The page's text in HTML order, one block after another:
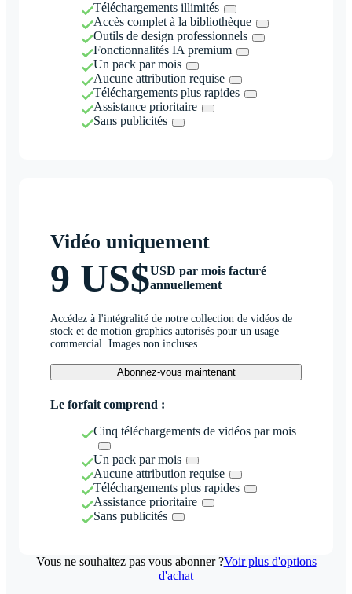
Téléchargements illimités
Accès complet à la bibliothèque
Outils de design professionnels
Fonctionnalités IA premium
Un pack par mois
Aucune attribution requise
Téléchargements plus rapides
Assistance prioritaire
Sans publicités
Vidéo uniquement
9 US$USD par mois facturé
annuellement
Accédez à l'intégralité de notre collection de vidéos de
stock et de motion graphics autorisés pour un usage
commercial. Images non incluses.
Abonnez-vous maintenant
Le forfait comprend :
Cinq téléchargements de vidéos par mois
Un pack par mois
Aucune attribution requise
Téléchargements plus rapides
Assistance prioritaire
Sans publicités
Vous ne souhaitez pas vous abonner ?Voir plus d'options
d'achat